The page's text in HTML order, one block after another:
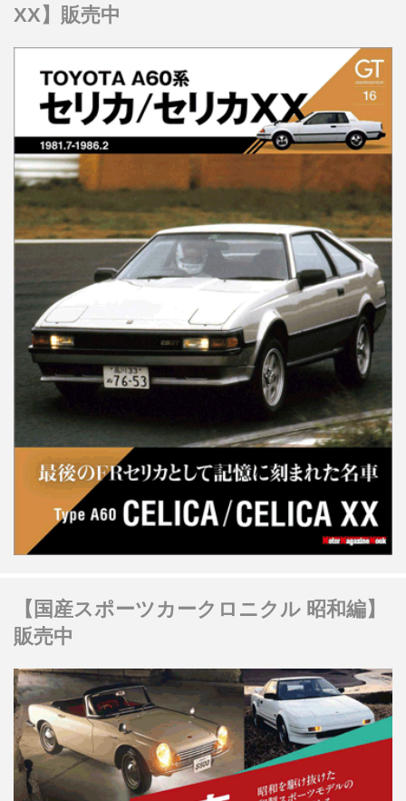
XX】販売中
【国産スポーツカークロニクル 昭和編】
販売中